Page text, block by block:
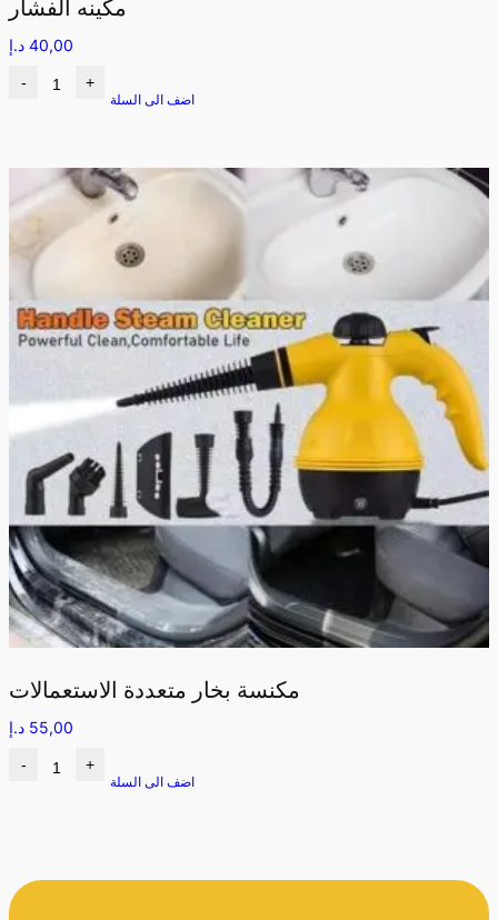
مكينه الفشار
40,00 د.إ
- +
اضف الى السلة
مكنسة بخار متعددة الاستعمالات
55,00 د.إ
- +
اضف الى السلة